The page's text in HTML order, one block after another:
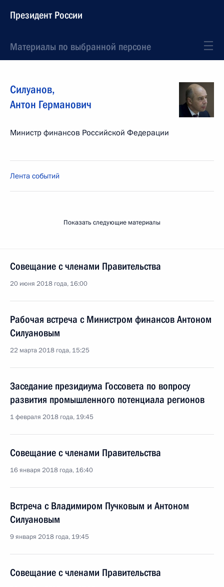
Президент России
Материалы по выбранной персоне
Силуанов,
Антон Германович
Министр финансов Российской Федерации
Лента событий
Показать следующие материалы
Совещание с членами Правительства
20 июня 2018 года, 16:00
Рабочая встреча с Министром финансов Антоном
Силуановым
22 марта 2018 года, 15:25
Заседание президиума Госсовета по вопросу
развития промышленного потенциала регионов
1 февраля 2018 года, 19:45
Совещание с членами Правительства
16 января 2018 года, 16:40
Встреча с Владимиром Пучковым и Антоном
Силуановым
9 января 2018 года, 19:45
Совещание с членами Правительства